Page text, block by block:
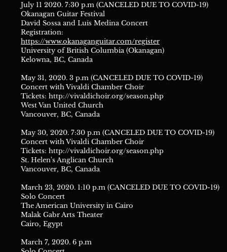
July 11 2020. 7:30 p.m (CANCELED DUE TO COVID-19)
Okanagan Guitar Festival
David Sossa and Luis Medina Concert
Registration:
https://www.okanaganguitar.com/register
University of British Columbia (Okanagan)
Kelowna, BC, Canada
May 31, 2020. 3 p.m (CANCELED DUE TO COVID-19)
Concert with Vivaldi Chamber Choir
Tickets: http://vivaldichoir.org/season.php
West Van United Church
Vancouver, BC, Canada
May 30, 2020. 7:30 p.m (CANCELED DUE TO COVID-19)
Concert with Vivaldi Chamber Choir
Tickets: http://vivaldichoir.org/season.php
St. Helen's Anglican Church
Vancouver, BC, Canada
March 23, 2020. 1:10 p.m (CANCELED DUE TO COVID-19)
Solo Concert
The American University in Cairo
Malak Gabr Arts Theater
Cairo, Egypt
March 7, 2020. 6 p.m